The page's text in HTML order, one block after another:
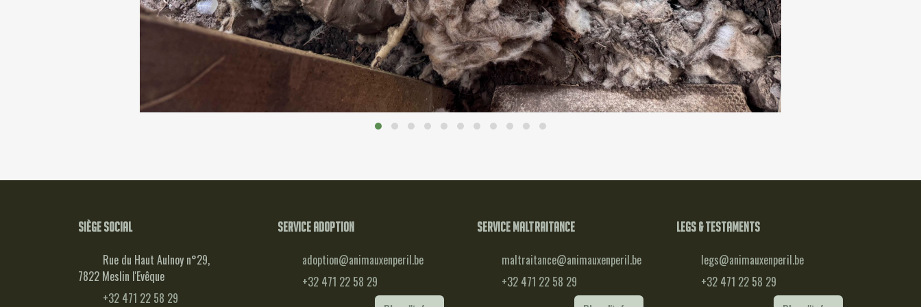
Siège social
Rue du Haut Aulnoy n°29,
7822 Meslin l'Evêque
+32 471 22 58 29
Service adoption
adoption@animauxenperil.be
+32 471 22 58 29
Service maltraitance
maltraitance@animauxenperil.be
+32 471 22 58 29
Legs & testaments
legs@animauxenperil.be
+32 471 22 58 29